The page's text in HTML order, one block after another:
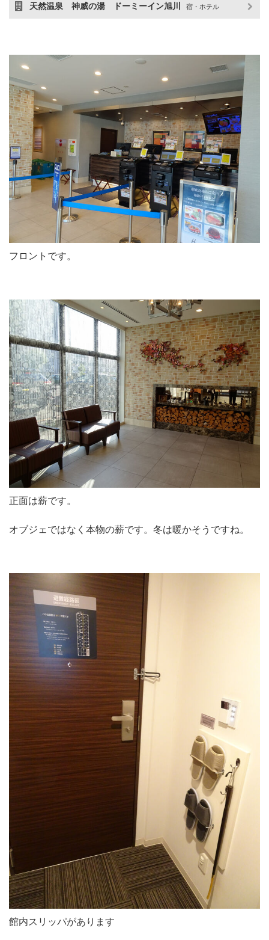
天然温泉 神威の湯 ドーミーイン旭川 宿・ホテル
フロントです。
正面は薪です。
オブジェではなく本物の薪です。冬は暖かそうですね。
館内スリッパがあります